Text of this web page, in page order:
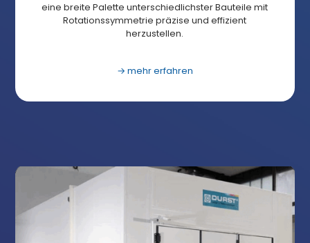
eine breite Palette unterschiedlichster Bauteile mit
Rotationssymmetrie präzise und effizient
herzustellen.
→ mehr erfahren